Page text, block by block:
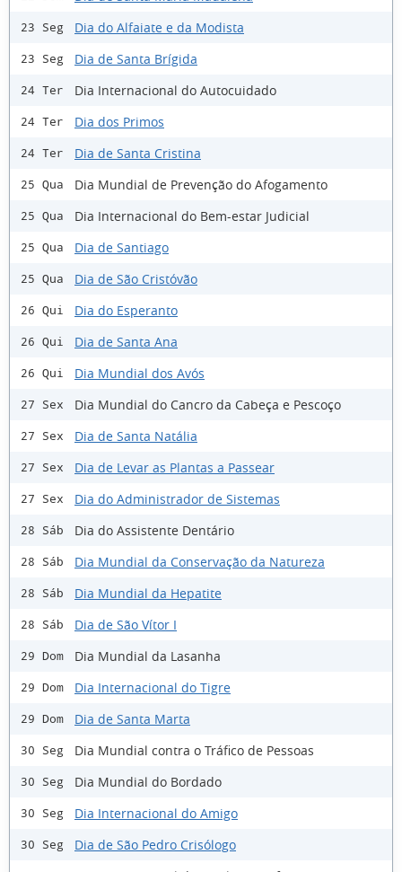
23 Seg Dia do Alfaiate e da Modista
23 Seg Dia de Santa Brígida
24 Ter Dia Internacional do Autocuidado
24 Ter Dia dos Primos
24 Ter Dia de Santa Cristina
25 Qua Dia Mundial de Prevenção do Afogamento
25 Qua Dia Internacional do Bem-estar Judicial
25 Qua Dia de Santiago
25 Qua Dia de São Cristóvão
26 Qui Dia do Esperanto
26 Qui Dia de Santa Ana
26 Qui Dia Mundial dos Avós
27 Sex Dia Mundial do Cancro da Cabeça e Pescoço
27 Sex Dia de Santa Natália
27 Sex Dia de Levar as Plantas a Passear
27 Sex Dia do Administrador de Sistemas
28 Sáb Dia do Assistente Dentário
28 Sáb Dia Mundial da Conservação da Natureza
28 Sáb Dia Mundial da Hepatite
28 Sáb Dia de São Vítor I
29 Dom Dia Mundial da Lasanha
29 Dom Dia Internacional do Tigre
29 Dom Dia de Santa Marta
30 Seg Dia Mundial contra o Tráfico de Pessoas
30 Seg Dia Mundial do Bordado
30 Seg Dia Internacional do Amigo
30 Seg Dia de São Pedro Crisólogo